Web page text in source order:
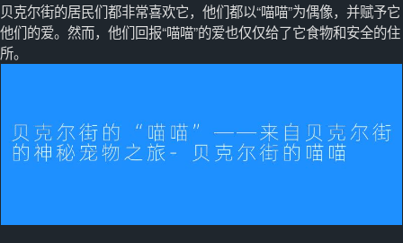
贝克尔街的居民们都非常喜欢它，他们都以“喵喵”为偶像，并赋予它
他们的爱。然而，他们回报“喵喵”的爱也仅仅给了它食物和安全的住
所。